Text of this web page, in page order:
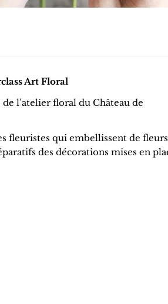
Art Floral
l’atelier floral du Château de
fleuristes qui embellissent de fleurs
des décorations mises en